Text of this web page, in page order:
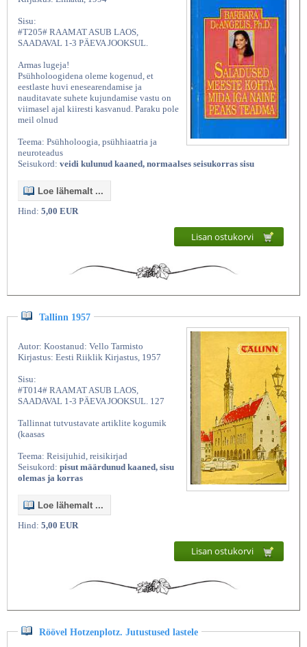
Sisu:
#T205# RAAMAT ASUB LAOS,
SAADAVAL 1-3 PÄEVA JOOKSUL.
Armas lugeja!
Psühholoogidena oleme kogenud, et
eestlaste huvi enesearendamise ja
nauditavate suhete kujundamise vastu on
viimasel ajal kiiresti kasvanud. Paraku pole
meil olnud
Teema: Psühholoogia, psühhiaatria ja
neuroteadus
Seisukord: veidi kulunud kaaned, normaalses seisukorras sisu
Loe lähemalt ...
Hind: 5,00 EUR
Lisan ostukorvi
Tallinn 1957
Autor: Koostanud: Vello Tarmisto
Kirjastus: Eesti Riiklik Kirjastus, 1957
Sisu:
#T014# RAAMAT ASUB LAOS,
SAADAVAL 1-3 PÄEVA JOOKSUL. 127
Tallinnat tutvustavate artiklite kogumik
(kaasas
Teema: Reisijuhid, reisikirjad
Seisukord: pisut määrdunud kaaned, sisu
olemas ja korras
Loe lähemalt ...
Hind: 5,00 EUR
Lisan ostukorvi
Röövel Hotzenplotz. Jutustused lastele